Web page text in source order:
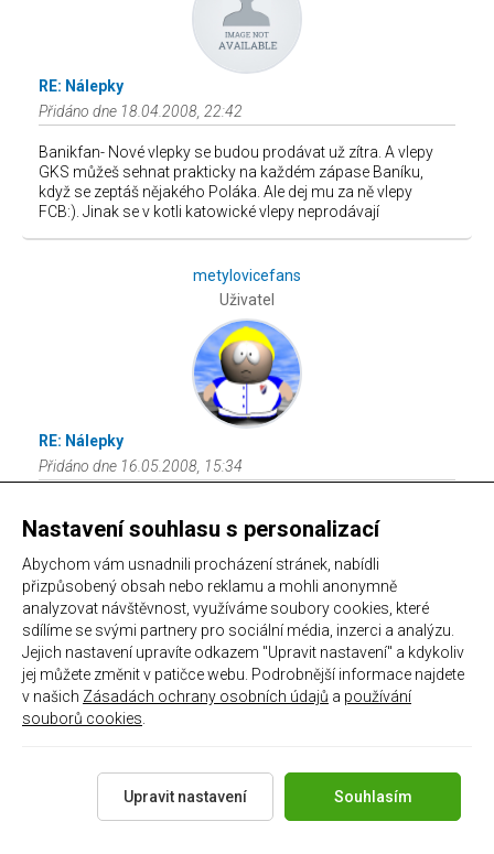
RE: Nálepky
Přidáno dne 18.04.2008, 22:42
Banikfan- Nové vlepky se budou prodávat už zítra. A vlepy
GKS můžeš sehnat prakticky na každém zápase Baníku,
když se zeptáš nějakého Poláka. Ale dej mu za ně vlepy
FCB:). Jinak se v kotli katowické vlepy neprodávají
metylovicefans
Uživatel
RE: Nálepky
Přidáno dne 16.05.2008, 15:34
zájem. Vzhledem k mému věku jsem je už vpodstatě nezažil.
Zkuste (nevím ke komu to mám směrovat) o tom
pouvažovat;)
ynezz
Uživatel
RE: Banik Airways
Přidáno dne 17.05.2008, 02:10
Nastavení souhlasu s personalizací
Abychom vám usnadnili procházení stránek, nabídli
přizpůsobený obsah nebo reklamu a mohli anonymně
analyzovat návštěvnost, využíváme soubory cookies, které
sdílíme se svými partnery pro sociální média, inzerci a analýzu.
Jejich nastavení upravíte odkazem "Upravit nastavení" a kdykoliv
jej můžete změnit v patičce webu. Podrobnější informace najdete
v našich Zásadách ochrany osobních údajů a používání
souborů cookies
Souhlasím
Upravit nastavení